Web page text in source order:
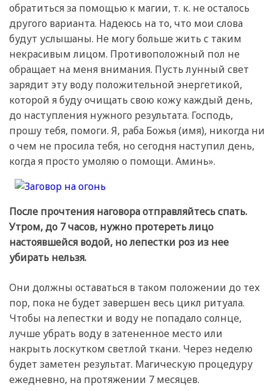
обратиться за помощью к магии, т. к. не осталось
другого варианта. Надеюсь на то, что мои слова
будут услышаны. Не могу больше жить с таким
некрасивым лицом. Противоположный пол не
обращает на меня внимания. Пусть лунный свет
зарядит эту воду положительной энергетикой,
которой я буду очищать свою кожу каждый день,
до наступления нужного результата. Господь,
прошу тебя, помоги. Я, раба Божья (имя), никогда ни
о чем не просила тебя, но сегодня наступил день,
когда я просто умоляю о помощи. Аминь».
После прочтения наговора отправляйтесь спать.
Утром, до 7 часов, нужно протереть лицо
настоявшейся водой, но лепестки роз из нее
убирать нельзя.
Они должны оставаться в таком положении до тех
пор, пока не будет завершен весь цикл ритуала.
Чтобы на лепестки и воду не попадало солнце,
лучше убрать воду в затененное место или
накрыть лоскутком светлой ткани. Через неделю
будет заметен результат. Магическую процедуру
ежедневно, на протяжении 7 месяцев.